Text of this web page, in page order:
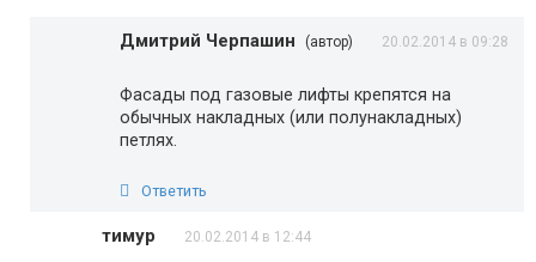
Дмитрий Черпашин (автор) 20.02.2014 в 09:28
Фасады под газовые лифты крепятся на
обычных накладных (или полунакладных)
петлях.
Ответить
тимур 20.02.2014 в 12:44